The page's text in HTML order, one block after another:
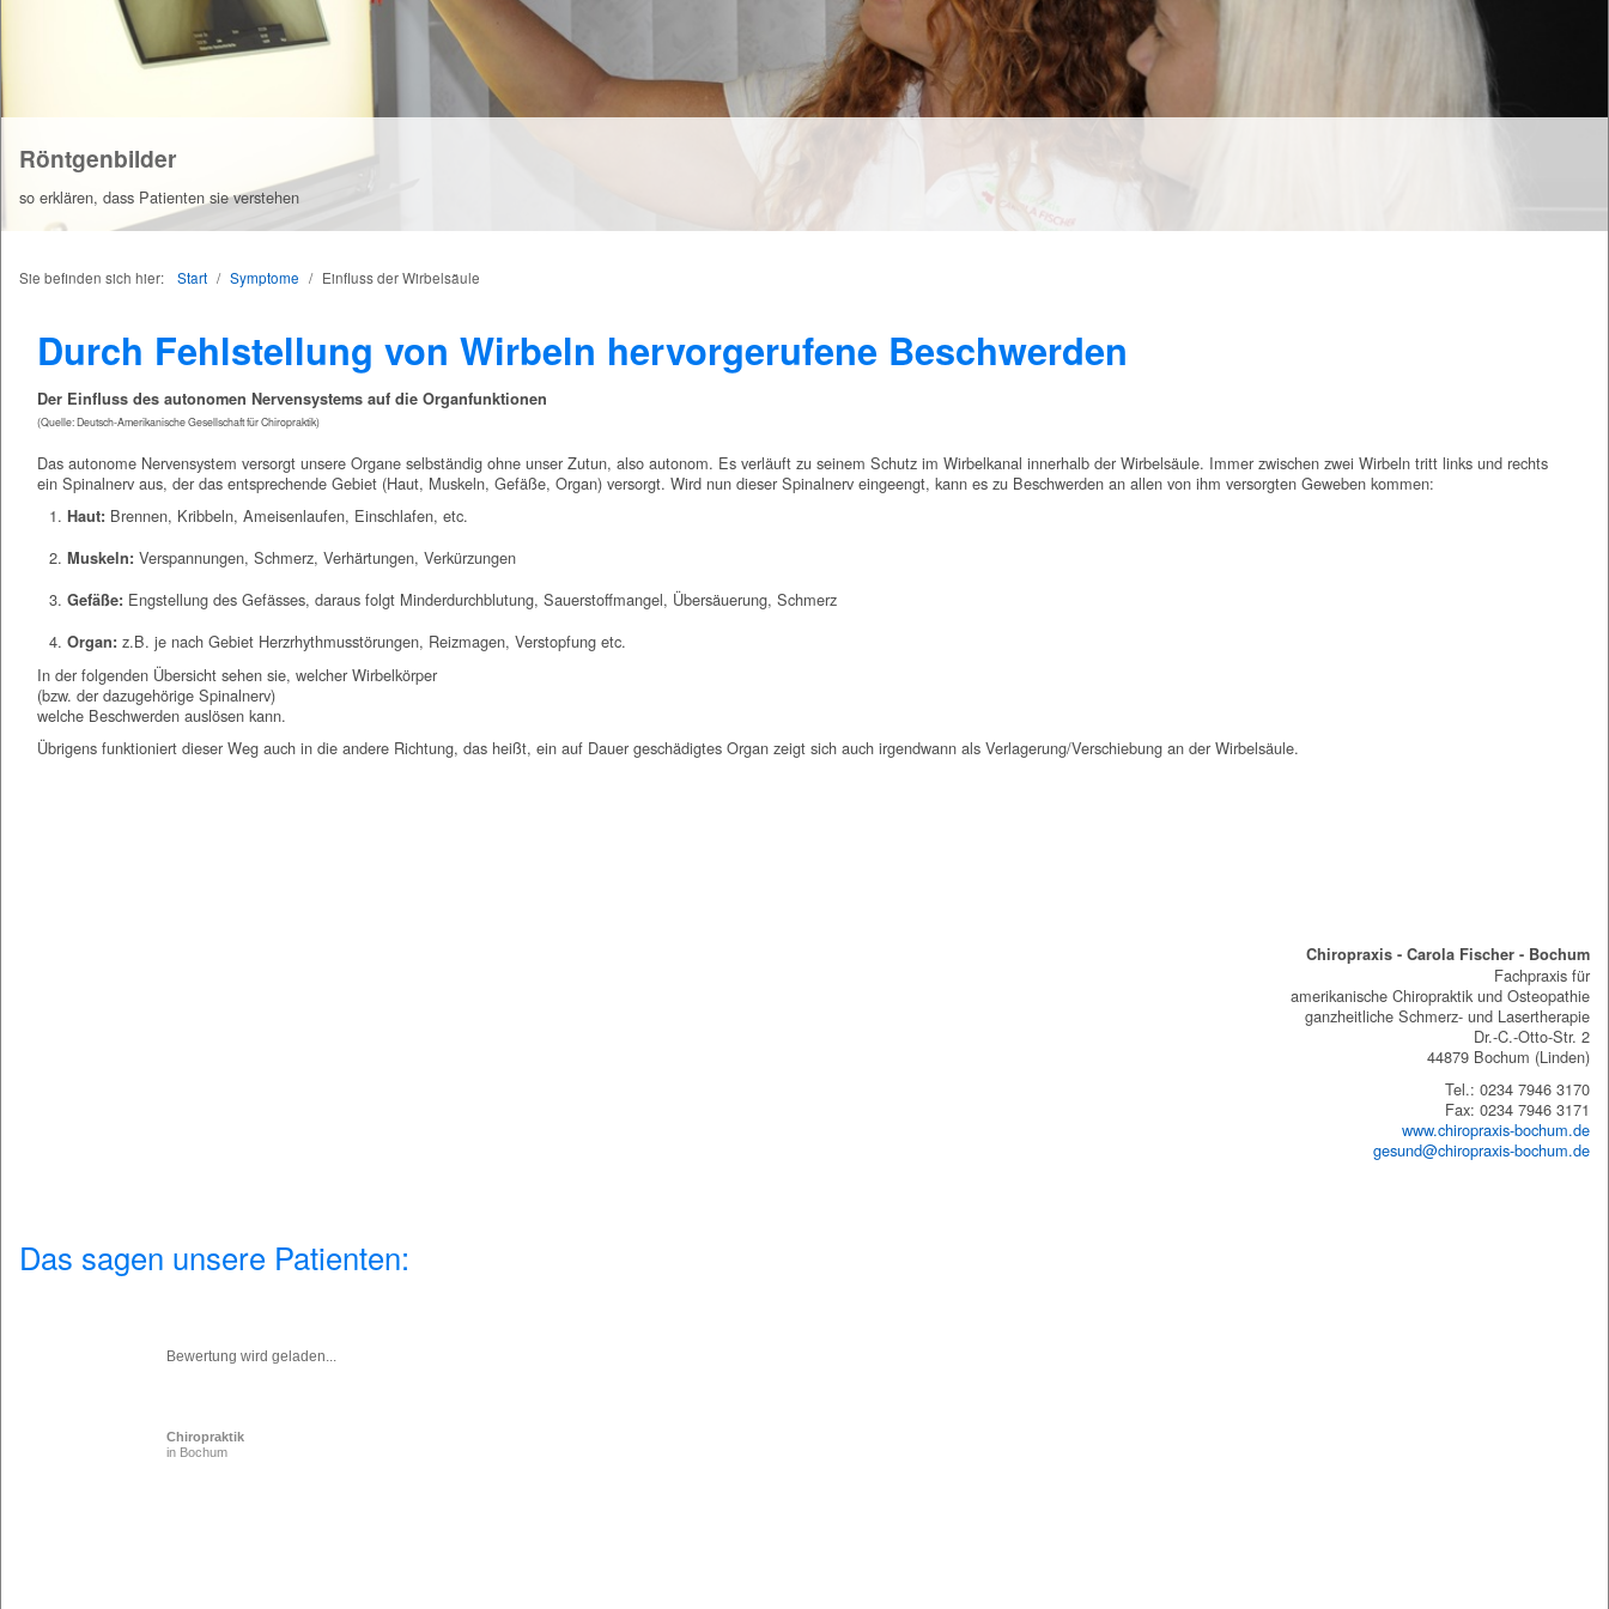
Röntgenbilder
so erklären, dass Patienten sie verstehen
Sie befinden sich hier: Start / Symptome / Einfluss der Wirbelsäule
Durch Fehlstellung von Wirbeln hervorgerufene Beschwerden
Der Einfluss des autonomen Nervensystems auf die Organfunktionen
(Quelle: Deutsch-Amerikanische Gesellschaft für Chiropraktik)
Das autonome Nervensystem versorgt unsere Organe selbständig ohne unser Zutun, also autonom. Es verläuft zu seinem Schutz im Wirbelkanal innerhalb der Wirbelsäule. Immer zwischen zwei Wirbeln tritt links und rechts
ein Spinalnerv aus, der das entsprechende Gebiet (Haut, Muskeln, Gefäße, Organ) versorgt. Wird nun dieser Spinalnerv eingeengt, kann es zu Beschwerden an allen von ihm versorgten Geweben kommen:
Haut: Brennen, Kribbeln, Ameisenlaufen, Einschlafen, etc.
Muskeln: Verspannungen, Schmerz, Verhärtungen, Verkürzungen
Gefäße: Engstellung des Gefässes, daraus folgt Minderdurchblutung, Sauerstoffmangel, Übersäuerung, Schmerz
Organ: z.B. je nach Gebiet Herzrhythmusstörungen, Reizmagen, Verstopfung etc.
In der folgenden Übersicht sehen sie, welcher Wirbelkörper
(bzw. der dazugehörige Spinalnerv)
welche Beschwerden auslösen kann.
Übrigens funktioniert dieser Weg auch in die andere Richtung, das heißt, ein auf Dauer geschädigtes Organ zeigt sich auch irgendwann als Verlagerung/Verschiebung an der Wirbelsäule.
Chiropraxis - Carola Fischer - Bochum
Fachpraxis für
amerikanische Chiropraktik und Osteopathie
ganzheitliche Schmerz- und Lasertherapie
Dr.-C.-Otto-Str. 2
44879 Bochum (Linden)
Tel.: 0234 7946 3170
Fax: 0234 7946 3171
www.chiropraxis-bochum.de
gesund@chiropraxis-bochum.de
Das sagen unsere Patienten:
Bewertung wird geladen...
Chiropraktik
in Bochum